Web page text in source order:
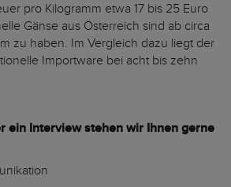
pro Kilogramm etwa 17 bis 25 Euro
Gänse aus Österreich sind ab circa
zu haben. Im Vergleich dazu liegt der
Importware bei acht bis zehn
ein Interview stehen wir Ihnen gerne